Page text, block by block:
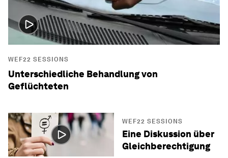
WEF22 SESSIONS
Unterschiedliche Behandlung von
Geflüchteten
WEF22 SESSIONS
Eine Diskussion über
Gleichberechtigung